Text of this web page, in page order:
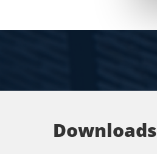
Downloads